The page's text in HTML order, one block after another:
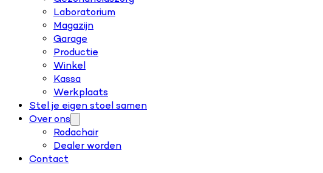
Laboratorium
Magazijn
Garage
Productie
Winkel
Kassa
Werkplaats
Stel je eigen stoel samen
Over ons
Rodachair
Dealer worden
Contact